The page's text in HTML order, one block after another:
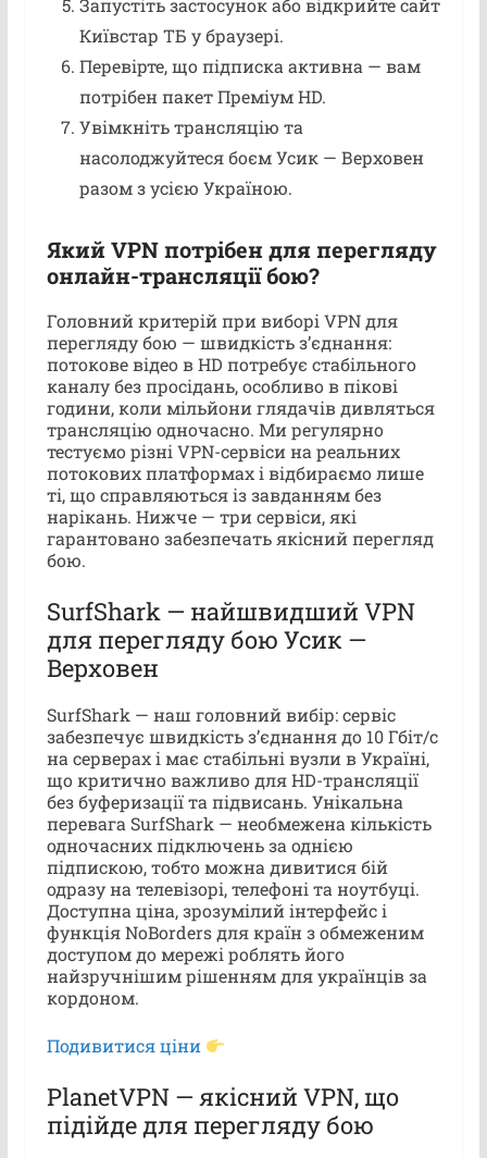
Запустіть застосунок або відкрийте сайт
Київстар ТБ у браузері.
Перевірте, що підписка активна — вам
потрібен пакет Преміум HD.
Увімкніть трансляцію та
насолоджуйтеся боєм Усик — Верховен
разом з усією Україною.
Який VPN потрібен для перегляду
онлайн-трансляції бою?
Головний критерій при виборі VPN для
перегляду бою — швидкість з’єднання:
потокове відео в HD потребує стабільного
каналу без просідань, особливо в пікові
години, коли мільйони глядачів дивляться
трансляцію одночасно. Ми регулярно
тестуємо різні VPN-сервіси на реальних
потокових платформах і відбираємо лише
ті, що справляються із завданням без
нарікань. Нижче — три сервіси, які
гарантовано забезпечать якісний перегляд
бою.
SurfShark — найшвидший VPN
для перегляду бою Усик —
Верховен
SurfShark — наш головний вибір: сервіс
забезпечує швидкість з’єднання до 10 Гбіт/с
на серверах і має стабільні вузли в Україні,
що критично важливо для HD-трансляції
без буферизації та підвисань. Унікальна
перевага SurfShark — необмежена кількість
одночасних підключень за однією
підпискою, тобто можна дивитися бій
одразу на телевізорі, телефоні та ноутбуці.
Доступна ціна, зрозумілий інтерфейс і
функція NoBorders для країн з обмеженим
доступом до мережі роблять його
найзручнішим рішенням для українців за
кордоном.
Подивитися ціни
PlanetVPN — якісний VPN, що
підійде для перегляду бою